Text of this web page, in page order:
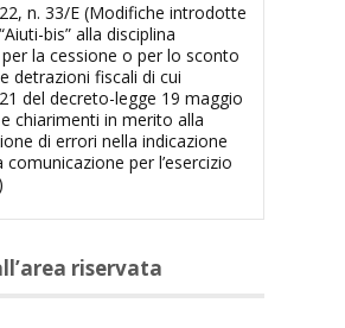
n. 33/E (Modifiche introdotte
bis” alla disciplina
per la cessione o per lo sconto
detrazioni fiscali di cui
del decreto-legge 19 maggio
chiarimenti in merito alla
di errori nella indicazione
comunicazione per l’esercizio
riservata